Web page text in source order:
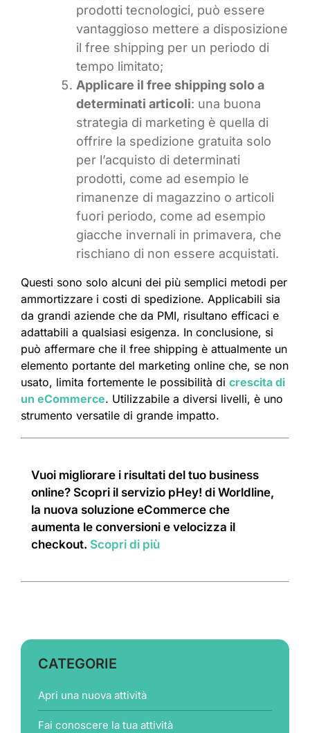
prodotti tecnologici, può essere
vantaggioso mettere a disposizione
il free shipping per un periodo di
tempo limitato;
Applicare il free shipping solo a
determinati articoli: una buona
strategia di marketing è quella di
offrire la spedizione gratuita solo
per l’acquisto di determinati
prodotti, come ad esempio le
rimanenze di magazzino o articoli
fuori periodo, come ad esempio
giacche invernali in primavera, che
rischiano di non essere acquistati.
Questi sono solo alcuni dei più semplici metodi per
ammortizzare i costi di spedizione. Applicabili sia
da grandi aziende che da PMI, risultano efficaci e
adattabili a qualsiasi esigenza. In conclusione, si
può affermare che il free shipping è attualmente un
elemento portante del marketing online che, se non
usato, limita fortemente le possibilità di crescita di
un eCommerce. Utilizzabile a diversi livelli, è uno
strumento versatile di grande impatto.
Vuoi migliorare i risultati del tuo business
online? Scopri il servizio pHey! di Worldline,
la nuova soluzione eCommerce che
aumenta le conversioni e velocizza il
checkout. Scopri di più
CATEGORIE
Apri una nuova attività
Fai conoscere la tua attività